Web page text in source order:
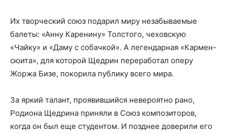
Их творческий союз подарил миру незабываемые
балеты: «Анну Каренину» Толстого, чеховскую
«Чайку» и «Даму с собачкой». А легендарная «Кармен-
сюита», для которой Щедрин переработал оперу
Жоржа Бизе, покорила публику всего мира.
За яркий талант, проявившийся невероятно рано,
Родиона Щедрина приняли в Союз композиторов,
когда он был еще студентом. И позднее доверили его